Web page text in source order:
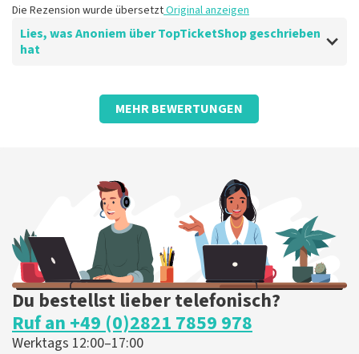
Die Rezension wurde übersetztOriginal anzeigen
Lies, was Anoniem über TopTicketShop geschrieben
hat
Bewertung von Anoniem überTopTicketShop
Schade, dass wir jemanden finden
Beinen, sonst wäre es schwierig geworden.. Toll, sehr
gut, am liebsten während der Show nicht auf die
Toilette gehen oder so... Das ist schwierig
Die Rezension wurde übersetztOriginal anzeigen
MEHR BEWERTUNGEN
Du bestellst lieber telefonisch?
Ruf an +49 (0)2821 7859 978
Werktags 12:00–17:00